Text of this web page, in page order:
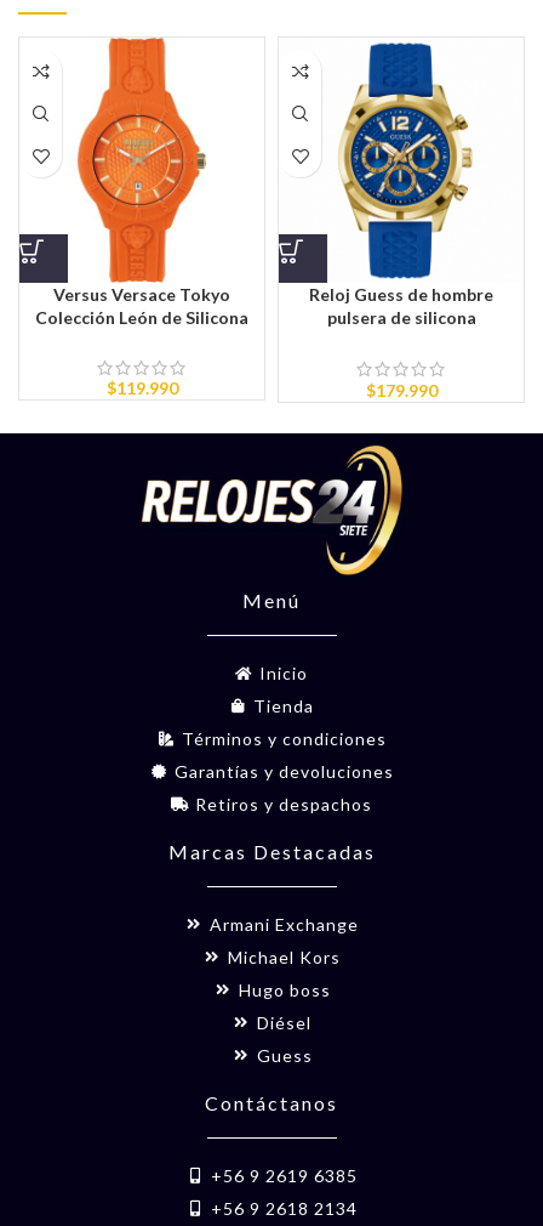
Versus Versace Tokyo
Colección León de Silicona
$119.990
Reloj Guess de hombre
pulsera de silicona
$179.990
Menú
Inicio
Tienda
Términos y condiciones
Garantías y devoluciones
Retiros y despachos
Marcas Destacadas
Armani Exchange
Michael Kors
Hugo boss
Diésel
Guess
Contáctanos
+56 9 2619 6385
+56 9 2618 2134